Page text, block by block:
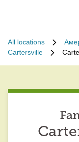
All locations
Cartersville